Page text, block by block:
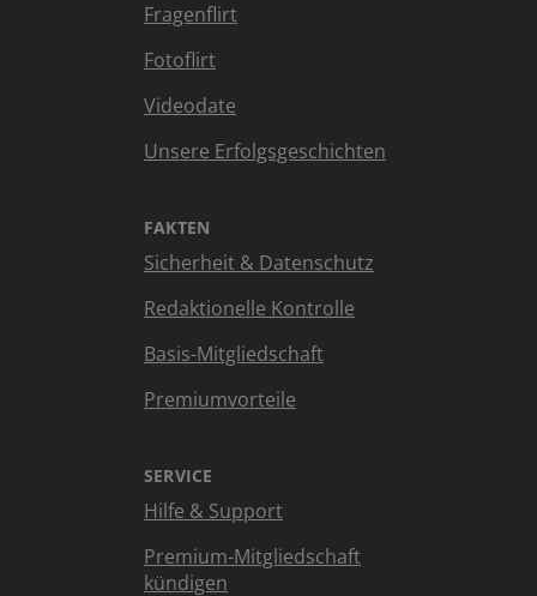
Fragenflirt
Fotoflirt
Videodate
Unsere Erfolgsgeschichten
FAKTEN
Sicherheit & Datenschutz
Redaktionelle Kontrolle
Basis-Mitgliedschaft
Premiumvorteile
SERVICE
Hilfe & Support
Premium-Mitgliedschaft
kündigen